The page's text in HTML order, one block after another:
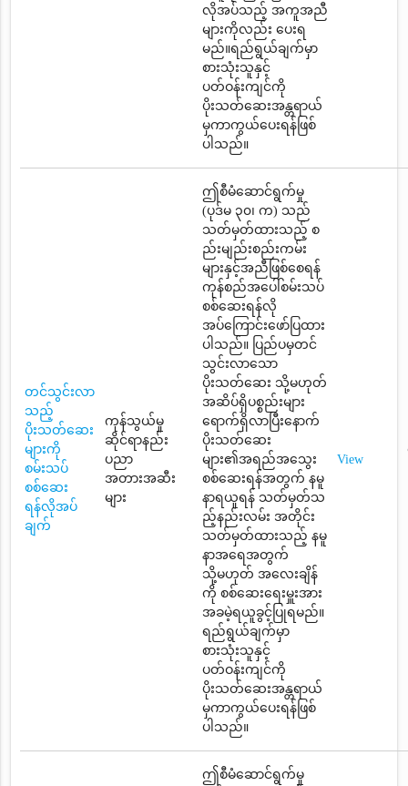
လိုအပ်သည့် အကူအညီ
များကိုလည်း ပေးရ
မည်။ရည်ရွယ်ချက်မှာ
စားသုံးသူနှင့်
ပတ်ဝန်းကျင်ကို
ပိုးသတ်ဆေးအန္တရာယ်
မှကာကွယ်ပေးရန်ဖြစ်
ပါသည်။
တင်သွင်းလာ
သည့်
ပိုးသတ်ဆေး
များကို
စမ်းသပ်
စစ်ဆေး
ရန်လိုအပ်
ချက်
ကုန်သွယ်မှု
ဆိုင်ရာနည်း
ပညာ
အတားအဆီး
များ
ဤစီမံဆောင်ရွက်မှု
(ပုဒ်မ ၃၀၊ က) သည်
သတ်မှတ်ထားသည့် စ
ည်းမျည်းစည်းကမ်း
များနှင့်အညီဖြစ်စေရန်
ကုန်စည်အပေါ်စမ်းသပ်
စစ်ဆေးရန်လို
အပ်ကြောင်းဖော်ပြထား
ပါသည်။ ပြည်ပမှတင်
သွင်းလာသော
ပိုးသတ်ဆေး သို့မဟုတ်
အဆိပ်ရှိပစ္စည်းများ
ရောက်ရှိလာပြီးနောက်
ပိုးသတ်ဆေး
များ၏အရည်အသွေး
စစ်ဆေးရန်အတွက် နမူ
နာရယူရန် သတ်မှတ်သ
ည့်နည်းလမ်း အတိုင်း
သတ်မှတ်ထားသည့် နမူ
နာအရေအတွက်
သို့မဟုတ် အလေးချိန်
ကို စစ်ဆေးရေးမှူးအား
အခမဲ့ရယူခွင့်ပြုရမည်။
ရည်ရွယ်ချက်မှာ
စားသုံးသူနှင့်
ပတ်ဝန်းကျင်ကို
ပိုးသတ်ဆေးအန္တရာယ်
မှကာကွယ်ပေးရန်ဖြစ်
ပါသည်။
View
ဤစီမံဆောင်ရွက်မှု